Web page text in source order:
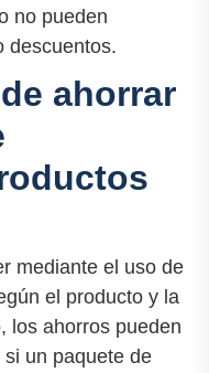
no pueden
descuentos.
ahorrar
mediante el uso de
el producto y la
los ahorros pueden
un paquete de